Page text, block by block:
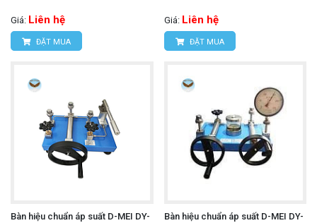
Giá: Liên hệ
ĐẶT MUA
Giá: Liên hệ
ĐẶT MUA
Bàn hiệu chuẩn áp suất D-MEI DY-
Bàn hiệu chuẩn áp suất D-MEI DY-